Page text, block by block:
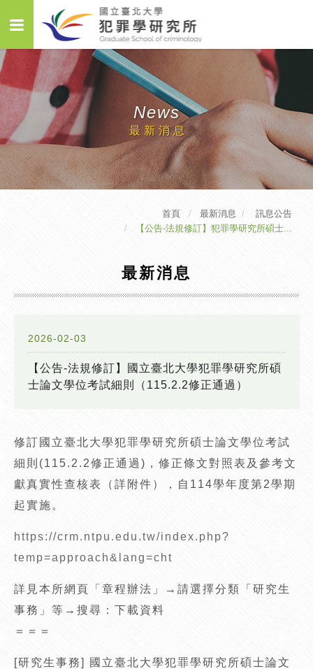
News
最新消息
首頁 最新消息
訊息公告
【公告-法規修訂】犯罪學研究所碩士...
最新消息
2026-02-03
【公告-法規修訂】國立臺北大學犯罪學研究所碩
士論文學位考試細則（115.2.2修正通過）
修訂國立臺北大學犯罪學研究所碩士論文學位考試
細則(115.2.2修正通過)，修正條文對照表及參考文
獻真實性查核表（詳附件），自114學年度第2學期
起實施。
https://crm.ntpu.edu.tw/index.php?
temp=approach&lang=cht
詳見本所網頁「章程辦法」→請選擇分類「研究生
事務」等→搜尋：下載資料
＝＝＝
[研究生事務] 國立臺北大學犯罪學研究所碩士論文